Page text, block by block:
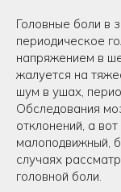
Головные боли в
периодическое
напряжением в
жалуется на
шум в ушах,
Обследования
отклонений, а
малоподвижный,
случаях
головной боли.